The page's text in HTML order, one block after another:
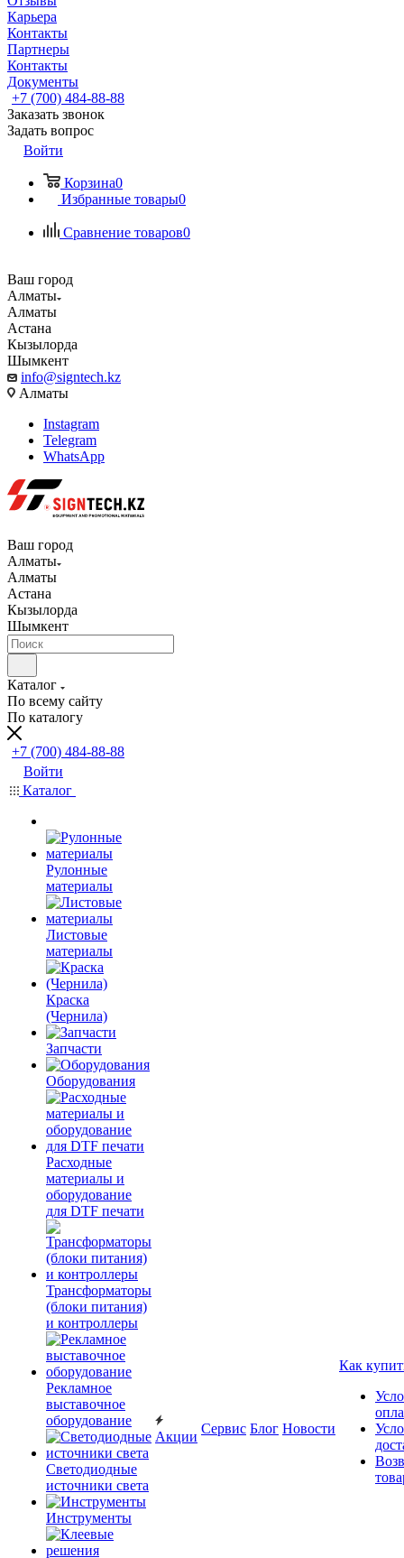
Карьера
Контакты
Партнеры
Контакты
Документы
+7 (700) 484-88-88
Заказать звонок
Задать вопрос
Войти
Корзина0
Избранные товары0
Сравнение товаров0
Ваш город
Алматы
Алматы
Астана
Кызылорда
Шымкент
info@signtech.kz
Алматы
Instagram
Telegram
WhatsApp
Ваш город
Алматы
Алматы
Астана
Кызылорда
Шымкент
Каталог
По всему сайту
По каталогу
+7 (700) 484-88-88
Войти
Каталог
Рулонные
материалы
Листовые
материалы
Краска
(Чернила)
Запчасти
Оборудования
Расходные
материалы и
оборудование
для DTF печати
Трансформаторы
(блоки питания)
и контроллеры
Рекламное
выставочное
оборудование
Светодиодные
источники света
Инструменты
Акции
Сервис Блог Новости
Как